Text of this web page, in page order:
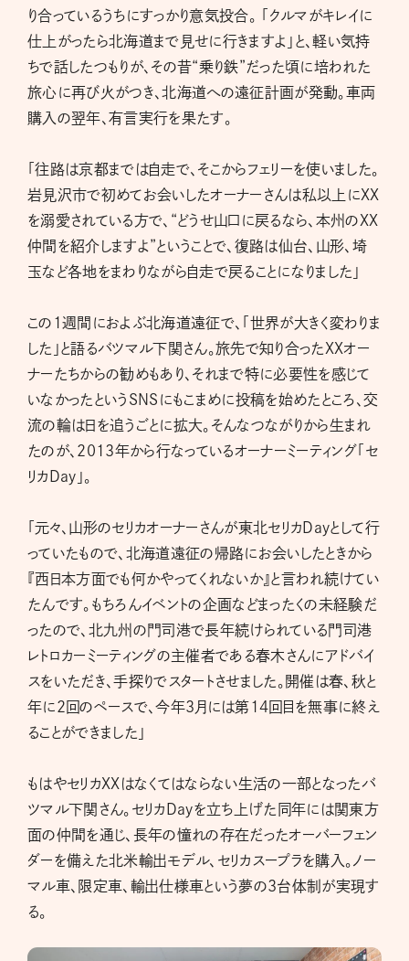
り合っているうちにすっかり意気投合。 「クルマがキレイに
仕上がったら北海道まで見せに行きますよ」と、軽い気持
ちで話したつもりが、その昔“乗り鉄”だった頃に培われた
旅心に再び火がつき、北海道への遠征計画が発動。車両
購入の翌年、有言実行を果たす。
「往路は京都までは自走で、そこからフェリーを使いました。
岩見沢市で初めてお会いしたオーナーさんは私以上にXX
を溺愛されている方で、“どうせ山口に戻るなら、本州のXX
仲間を紹介しますよ”ということで、復路は仙台、山形、埼
玉など各地をまわりながら自走で戻ることになりました」
この1週間におよぶ北海道遠征で、「世界が大きく変わりま
した」と語るバツマル下関さん。旅先で知り合ったXXオー
ナーたちからの勧めもあり、それまで特に必要性を感じて
いなかったというSNSにもこまめに投稿を始めたところ、交
流の輪は日を追うごとに拡大。そんなつながりから生まれ
たのが、2013年から行なっているオーナーミーティング「セ
リカDay」。
「元々、山形のセリカオーナーさんが東北セリカDayとして行
っていたもので、北海道遠征の帰路にお会いしたときから
『西日本方面でも何かやってくれないか』と言われ続けてい
たんです。もちろんイベントの企画などまったくの未経験だ
ったので、北九州の門司港で長年続けられている門司港
レトロカーミーティングの主催者である春木さんにアドバイ
スをいただき、手探りでスタートさせました。開催は春、秋と
年に2回のペースで、今年3月には第14回目を無事に終え
ることができました」
もはやセリカXXはなくてはならない生活の一部となったバ
ツマル下関さん。セリカDayを立ち上げた同年には関東方
面の仲間を通じ、長年の憧れの存在だったオーバーフェン
ダーを備えた北米輸出モデル、セリカスープラを購入。ノー
マル車、限定車、輸出仕様車という夢の3台体制が実現す
る。